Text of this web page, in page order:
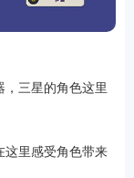
，三星的角色这里
这里感受角色带来